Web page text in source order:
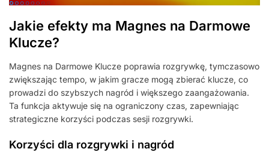
Jakie efekty ma Magnes na Darmowe
Klucze?
Magnes na Darmowe Klucze poprawia rozgrywkę, tymczasowo
zwiększając tempo, w jakim gracze mogą zbierać klucze, co
prowadzi do szybszych nagród i większego zaangażowania.
Ta funkcja aktywuje się na ograniczony czas, zapewniając
strategiczne korzyści podczas sesji rozgrywki.
Korzyści dla rozgrywki i nagród